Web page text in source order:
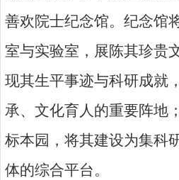
善欢院士纪念馆。纪念馆
室与实验室，展陈其珍贵
现其生平事迹与科研成就
承、文化育人的重要阵地
标本园，将其建设为集科
体的综合平台。